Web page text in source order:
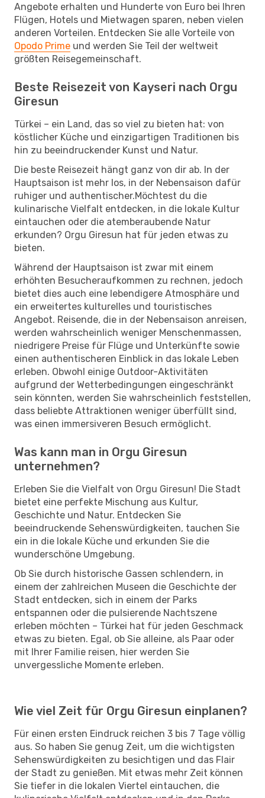
Angebote erhalten und Hunderte von Euro bei Ihren
Flügen, Hotels und Mietwagen sparen, neben vielen
anderen Vorteilen. Entdecken Sie alle Vorteile von
Opodo Prime und werden Sie Teil der weltweit
größten Reisegemeinschaft.
Beste Reisezeit von Kayseri nach Orgu
Giresun
Türkei – ein Land, das so viel zu bieten hat: von
köstlicher Küche und einzigartigen Traditionen bis
hin zu beeindruckender Kunst und Natur.
Die beste Reisezeit hängt ganz von dir ab. In der
Hauptsaison ist mehr los, in der Nebensaison dafür
ruhiger und authentischer.Möchtest du die
kulinarische Vielfalt entdecken, in die lokale Kultur
eintauchen oder die atemberaubende Natur
erkunden? Orgu Giresun hat für jeden etwas zu
bieten.
Während der Hauptsaison ist zwar mit einem
erhöhten Besucheraufkommen zu rechnen, jedoch
bietet dies auch eine lebendigere Atmosphäre und
ein erweitertes kulturelles und touristisches
Angebot. Reisende, die in der Nebensaison anreisen,
werden wahrscheinlich weniger Menschenmassen,
niedrigere Preise für Flüge und Unterkünfte sowie
einen authentischeren Einblick in das lokale Leben
erleben. Obwohl einige Outdoor-Aktivitäten
aufgrund der Wetterbedingungen eingeschränkt
sein könnten, werden Sie wahrscheinlich feststellen,
dass beliebte Attraktionen weniger überfüllt sind,
was einen immersiveren Besuch ermöglicht.
Was kann man in Orgu Giresun
unternehmen?
Erleben Sie die Vielfalt von Orgu Giresun! Die Stadt
bietet eine perfekte Mischung aus Kultur,
Geschichte und Natur. Entdecken Sie
beeindruckende Sehenswürdigkeiten, tauchen Sie
ein in die lokale Küche und erkunden Sie die
wunderschöne Umgebung.
Ob Sie durch historische Gassen schlendern, in
einem der zahlreichen Museen die Geschichte der
Stadt entdecken, sich in einem der Parks
entspannen oder die pulsierende Nachtszene
erleben möchten – Türkei hat für jeden Geschmack
etwas zu bieten. Egal, ob Sie alleine, als Paar oder
mit Ihrer Familie reisen, hier werden Sie
unvergessliche Momente erleben.
Wie viel Zeit für Orgu Giresun einplanen?
Für einen ersten Eindruck reichen 3 bis 7 Tage völlig
aus. So haben Sie genug Zeit, um die wichtigsten
Sehenswürdigkeiten zu besichtigen und das Flair
der Stadt zu genießen. Mit etwas mehr Zeit können
Sie tiefer in die lokalen Viertel eintauchen, die